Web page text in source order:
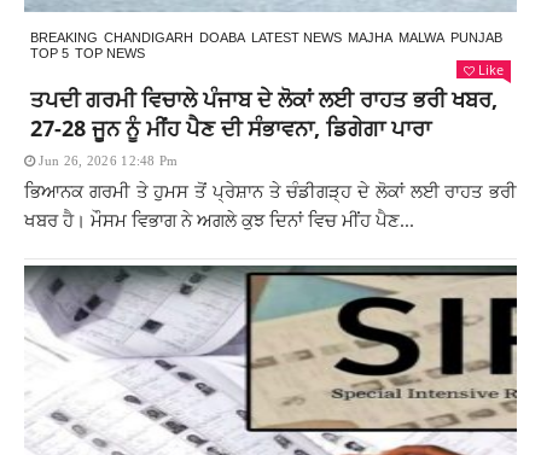
BREAKING CHANDIGARH DOABA LATEST NEWS MAJHA MALWA PUNJAB
TOP 5 TOP NEWS
Like
ਤਪਦੀ ਗਰਮੀ ਵਿਚਾਲੇ ਪੰਜਾਬ ਦੇ ਲੋਕਾਂ ਲਈ ਰਾਹਤ ਭਰੀ ਖਬਰ,
27-28 ਜੂਨ ਨੂੰ ਮੀਂਹ ਪੈਣ ਦੀ ਸੰਭਾਵਨਾ, ਡਿਗੇਗਾ ਪਾਰਾ
Jun 26, 2026 12:48 Pm
ਭਿਆਨਕ ਗਰਮੀ ਤੇ ਹੁਮਸ ਤੋਂ ਪ੍ਰੇਸ਼ਾਨ ਤੇ ਚੰਡੀਗੜ੍ਹ ਦੇ ਲੋਕਾਂ ਲਈ ਰਾਹਤ ਭਰੀ
ਖਬਰ ਹੈ। ਮੌਸਮ ਵਿਭਾਗ ਨੇ ਅਗਲੇ ਕੁਝ ਦਿਨਾਂ ਵਿਚ ਮੀਂਹ ਪੈਣ...